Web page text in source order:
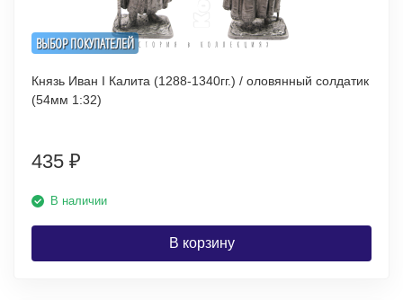
ВЫБОР ПОКУПАТЕЛЕЙ
Князь Иван I Калита (1288-1340гг.) / оловянный солдатик
(54мм 1:32)
435 ₽
В наличии
В корзину